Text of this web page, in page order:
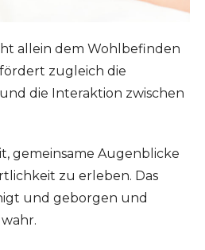
allein dem Wohlbefinden
zugleich die
die Interaktion zwischen
gemeinsame Augenblicke
zu erleben. Das
und geborgen und